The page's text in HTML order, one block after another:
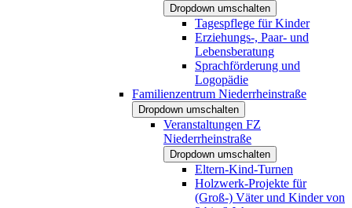
Dropdown umschalten
Tagespflege für Kinder
Erziehungs-, Paar- und
Lebensberatung
Sprachförderung und
Logopädie
Familienzentrum Niederrheinstraße
Dropdown umschalten
Veranstaltungen FZ
Niederrheinstraße
Dropdown umschalten
Eltern-Kind-Turnen
Holzwerk-Projekte für
(Groß-) Väter und Kinder von